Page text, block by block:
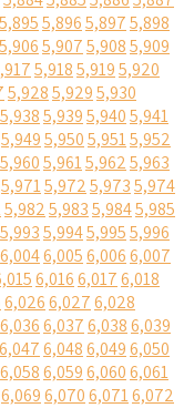
5,8955,8965,8975,898
5,9065,9075,9085,909
5,9185,9195,920
5,9285,9295,930
5,9385,9395,9405,941
5,9495,9505,9515,952
5,9605,9615,9625,963
5,9715,9725,9735,974
5,9825,9835,9845,985
5,9935,9945,9955,996
6,0046,0056,0066,007
6,0166,0176,018
6,0266,0276,028
6,0366,0376,0386,039
6,0476,0486,0496,050
6,0586,0596,0606,061
6,0696,0706,0716,072